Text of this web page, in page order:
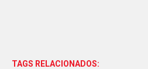
TAGS RELACIONADOS: